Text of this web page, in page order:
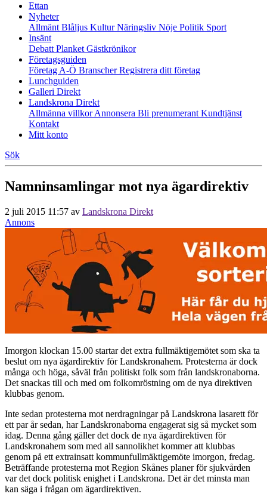
Ettan
Nyheter
Allmänt Blåljus KulturNäringsliv Nöje Politik Sport
Insänt
Debatt Planket Gästkrönikor
Företagsguiden
Företag A-Ö BranscherRegistrera ditt företag
Lunchguiden
Galleri Direkt
Landskrona Direkt
Allmänna villkorAnnonsera Bli prenumerant Kundtjänst
Kontakt
Mitt konto
Sök
Namninsamlingar mot nya ägardirektiv
2 juli 2015 11:57 av Landskrona Direkt
Annons
Imorgon klockan 15.00 startar det extra fullmäktigemötet som ska ta
beslut om nya ägardirektiv för Landskronahem. Protesterna är dock
många och höga, såväl från politiskt folk som från landskronaborna.
Det snackas till och med om folkomröstning om de nya direktiven
klubbas genom.
Inte sedan protesterna mot nerdragningar på Landskrona lasarett för
ett par år sedan, har Landskronaborna engagerat sig så mycket som
idag. Denna gång gäller det dock de nya ägardirektiven för
Landskronahem som med all sannolikhet kommer att klubbas
genom på ett extrainsatt kommunfullmäktigemöte imorgon, fredag.
Beträffande protesterna mot Region Skånes planer för sjukvården
var det dock politisk enighet i Landskrona. Det är det minsta man
kan säga i frågan om ägardirektiven.